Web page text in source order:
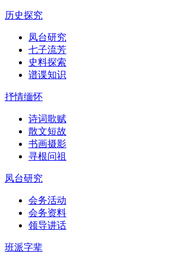
历史探究
凤台研究
七子流芳
史料探索
谱谍知识
抒情缅怀
诗词歌赋
散文短故
书画摄影
寻根问祖
凤台研究
会务活动
会务资料
领导讲话
班派字辈